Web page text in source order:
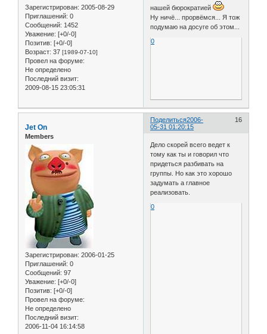
Зарегистрирован: 2005-08-29
Приглашений: 0
Сообщений: 1452
Уважение: [+0/-0]
Позитив: [+0/-0]
Возраст: 37 [1989-07-10]
Провел на форуме:
Не определено
Последний визит:
2009-08-15 23:05:31
нашей бюрократией
Ну ничё... прорвёмся... Я тож
подумаю на досуге об этом...
0
Поделиться 16
2006-
05-31 01:20:15
Jet On
Members
Зарегистрирован: 2006-01-25
Приглашений: 0
Сообщений: 97
Уважение: [+0/-0]
Позитив: [+0/-0]
Провел на форуме:
Не определено
Последний визит:
2006-11-04 16:14:58
Дело скорей всего ведет к
тому как ты и говорил что
придеться разбивать на
группы. Но как это хорошо
задумать а главное
реализовать.
0